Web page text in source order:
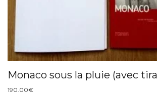
Monaco sous la pluie (avec
190.00€